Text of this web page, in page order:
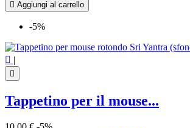
 Aggiungi al carrello
-5%
 |

Tappetino per il mouse...